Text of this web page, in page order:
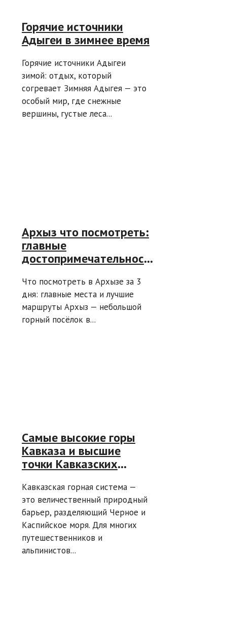
Горячие источники
Адыгеи в зимнее время
Горячие источники Адыгеи
зимой: отдых, который
согревает Зимняя Адыгея — это
особый мир, где снежные
вершины, густые леса...
Архыз что посмотреть:
главные
достопримечательности
Что посмотреть в Архызе за 3
дня: главные места и лучшие
маршруты Архыз — небольшой
горный посёлок в...
Самые высокие горы
Кавказа и высшие
точки Кавказских
путешественников
Кавказская горная система —
это величественный природный
барьер, разделяющий Черное и
Каспийское моря. Для многих
путешественников и
альпинистов...